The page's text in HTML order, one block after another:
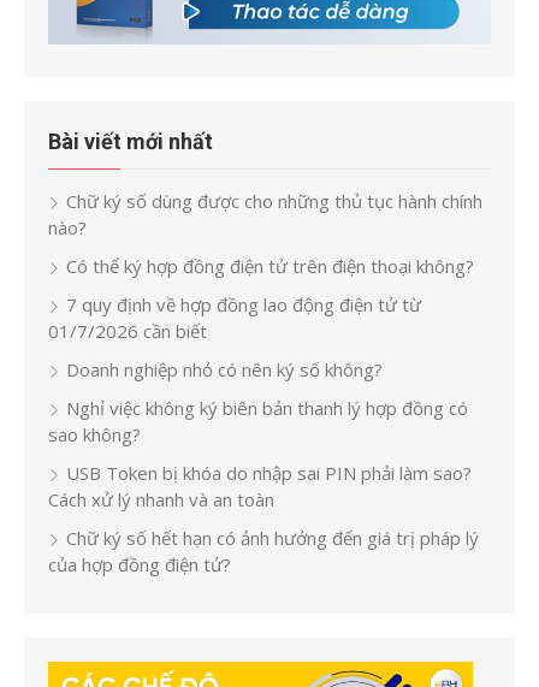
Bài viết mới nhất
Chữ ký số dùng được cho những thủ tục hành chính
nào?
Có thể ký hợp đồng điện tử trên điện thoại không?
7 quy định về hợp đồng lao động điện tử từ
01/7/2026 cần biết
Doanh nghiệp nhỏ có nên ký số không?
Nghỉ việc không ký biên bản thanh lý hợp đồng có
sao không?
USB Token bị khóa do nhập sai PIN phải làm sao?
Cách xử lý nhanh và an toàn
Chữ ký số hết hạn có ảnh hưởng đến giá trị pháp lý
của hợp đồng điện tử?